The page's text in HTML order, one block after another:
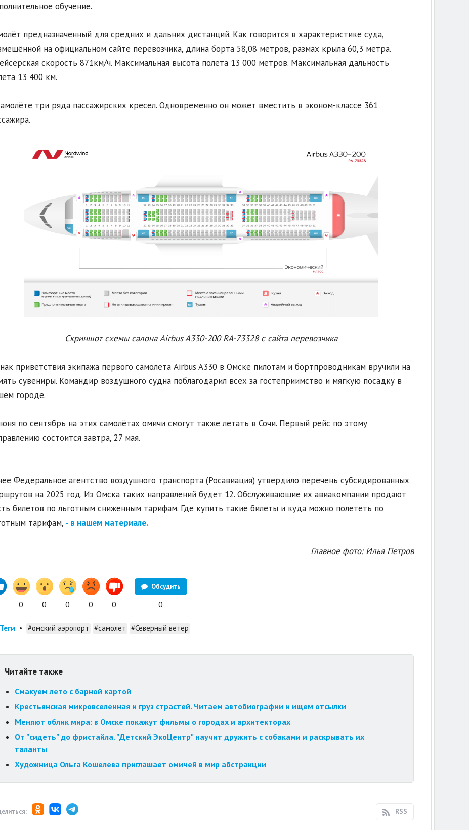
обучение.
предназначенный для средних и дальних дистанций. Как говорится в характеристике суда,
на официальном сайте перевозчика, длина борта 58,08 метров, размах крыла 60,3 метра.
скорость 871км/ч. Максимальная высота полета 13 000 метров. Максимальная дальность
13 400 км.
три ряда пассажирских кресел. Одновременно он может вместить в эконом-классе 361
Скриншот схемы салона Airbus A330-200 RA-73328 с сайта перевозчика
приветствия экипажа первого самолета Airbus A330 в Омске пилотам и бортпроводникам вручили на
сувениры. Командир воздушного судна поблагодарил всех за гостеприимство и мягкую посадку в
городе.
по сентябрь на этих самолётах омичи смогут также летать в Сочи. Первый рейс по этому
состоится завтра, 27 мая.
Федеральное агентство воздушного транспорта (Росавиация) утвердило перечень субсидированных
на 2025 год. Из Омска таких направлений будет 12. Обслуживающие их авиакомпании продают
билетов по льготным сниженным тарифам. Где купить такие билеты и куда можно полететь по
тарифам, - в нашем материале.
Главное фото: Илья Петров
0 0 0 0 0
Обсудить
0
Теги • #омский аэропорт #самолет #Северный ветер
Читайте также
Смакуем лето с барной картой
Крестьянская микровселенная и груз страстей. Читаем автобиографии и ищем отсылки
Меняют облик мира: в Омске покажут фильмы о городах и архитекторах
От "сидеть" до фристайла. "Детский ЭкоЦентр" научит дружить с собаками и раскрывать их
таланты
Художница Ольга Кошелева приглашает омичей в мир абстракции
RSS